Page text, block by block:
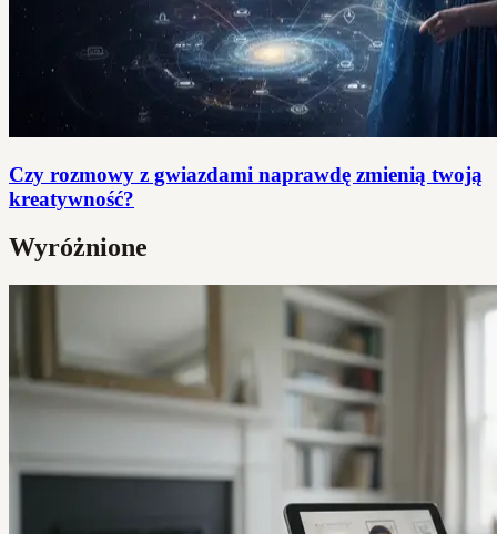
Czy rozmowy z gwiazdami naprawdę zmienią twoją
kreatywność?
Wyróżnione